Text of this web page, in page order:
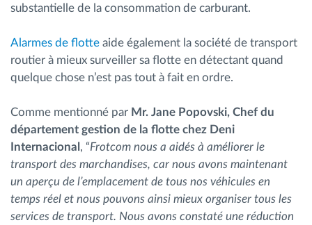
substantielle de la consommation de carburant.
Alarmes de flotte aide également la société de transport
routier à mieux surveiller sa flotte en détectant quand
quelque chose n’est pas tout à fait en ordre.
Comme mentionné par Mr. Jane Popovski, Chef du
département gestion de la flotte chez Deni
Internacional , “Frotcom nous a aidés à améliorer le
transport des marchandises, car nous avons maintenant
un aperçu de l’emplacement de tous nos véhicules en
temps réel et nous pouvons ainsi mieux organiser tous les
services de transport. Nous avons constaté une réduction